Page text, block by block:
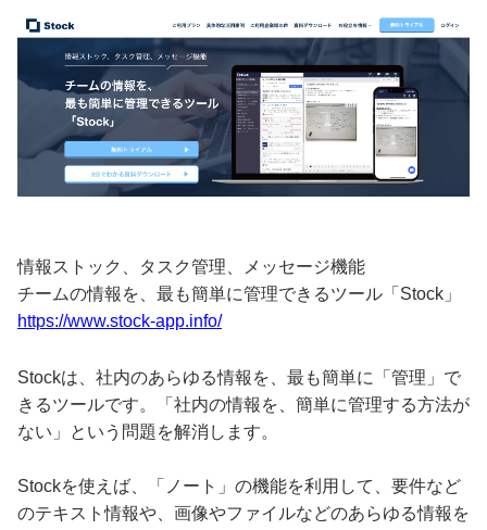
情報ストック、タスク管理、メッセージ機能
チームの情報を、最も簡単に管理できるツール「Stock」
https://www.stock-app.info/
Stockは、社内のあらゆる情報を、最も簡単に「管理」で
きるツールです。「社内の情報を、簡単に管理する方法が
ない」という問題を解消します。
Stockを使えば、「ノート」の機能を利用して、要件など
のテキスト情報や、画像やファイルなどのあらゆる情報を